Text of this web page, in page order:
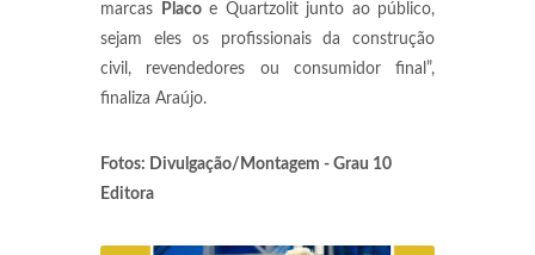
marcas
Placoe Quartzolit junto ao público,
sejam eles os profissionais da construção
civil, revendedores ou consumidor final”,
finaliza Araújo.
Fotos: Divulgação/Montagem - Grau 10
Editora